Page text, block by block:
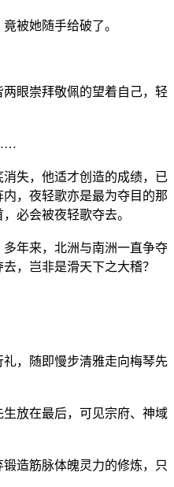
被她随手给破了。
眼崇拜敬佩的望着自己，轻
失，他适才创造的成绩，已
，夜轻歌亦是最为夺目的那
必会被夜轻歌夺去。
年来，北洲与南洲一直争夺
，岂非是滑天下之大稽？
，随即慢步清雅走向梅琴先
放在最后，可见宗府、神域
造筋脉体魄灵力的修炼，只